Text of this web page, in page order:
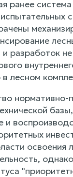
ранее
разработок
лесном
нормативно-
и
освоения